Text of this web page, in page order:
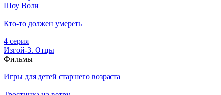
Шоу Воли
Кто-то должен умереть
4 серия
Изгой-3. Отцы
Филь­мы
Игры для детей старшего возраста